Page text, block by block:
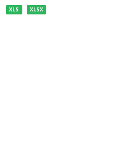
XLS XLSX